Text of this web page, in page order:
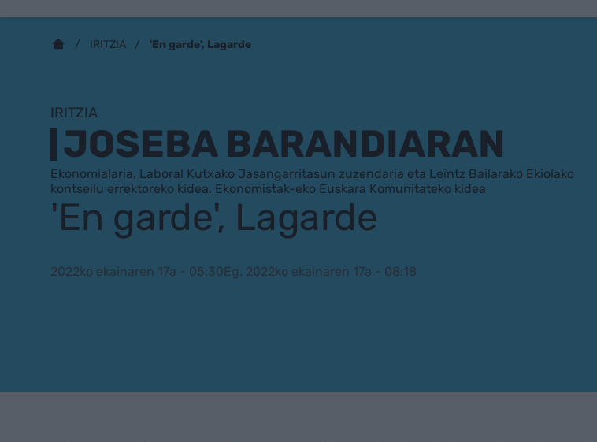
IRITZIA 'En garde', Lagarde
IRITZIA
JOSEBA BARANDIARAN
Ekonomialaria, Laboral Kutxako Jasangarritasun zuzendaria eta Leintz Bailarako Ekiolako
kontseilu errektoreko kidea. Ekonomistak-eko Euskara Komunitateko kidea
'En garde', Lagarde
2022ko ekainaren 17a - 05:30Eg. 2022ko ekainaren 17a - 08:18